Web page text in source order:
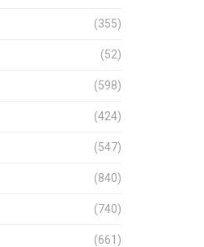
(355)
(52)
(598)
(424)
(547)
(840)
(740)
(661)